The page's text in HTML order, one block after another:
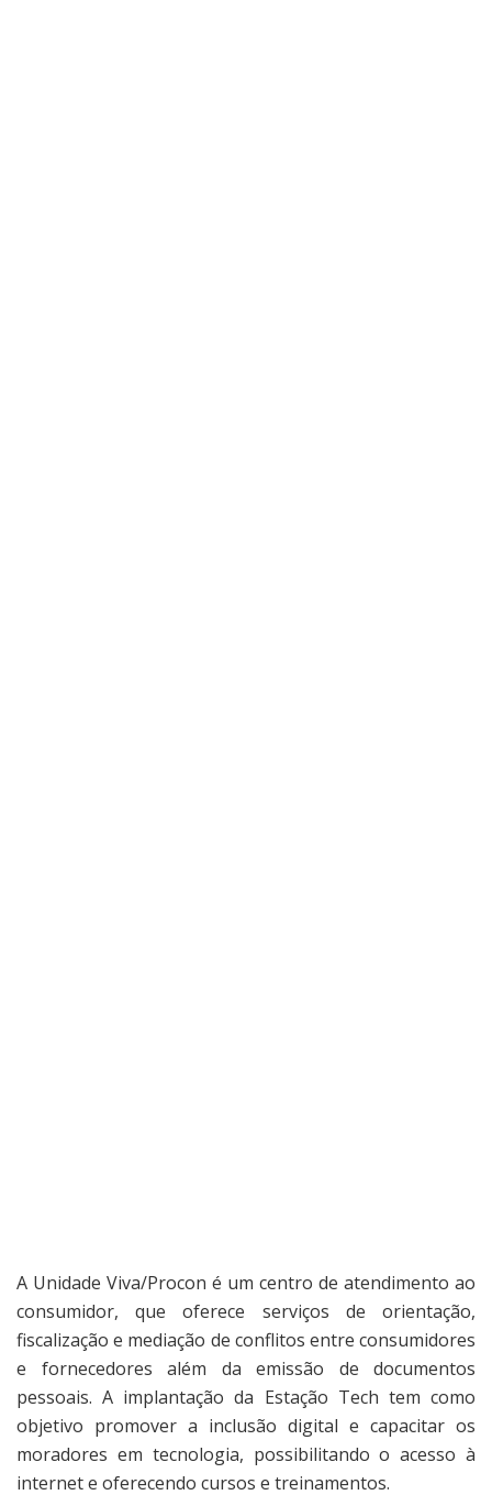
A Unidade Viva/Procon é um centro de atendimento ao
consumidor, que oferece serviços de orientação,
fiscalização e mediação de conflitos entre consumidores
e fornecedores além da emissão de documentos
pessoais. A implantação da Estação Tech tem como
objetivo promover a inclusão digital e capacitar os
moradores em tecnologia, possibilitando o acesso à
internet e oferecendo cursos e treinamentos.